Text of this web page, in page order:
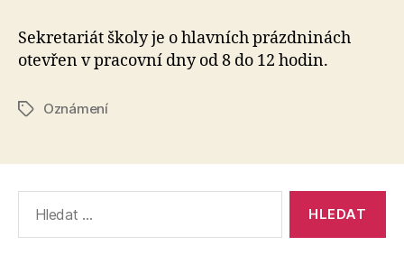
Sekretariát školy je o hlavních prázdninách
otevřen v pracovní dny od 8 do 12 hodin.
ŠtítkyOznámení
vyhledávání: